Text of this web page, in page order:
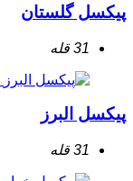
پیکسل گلستان
31 قله
پیکسل البرز
31 قله